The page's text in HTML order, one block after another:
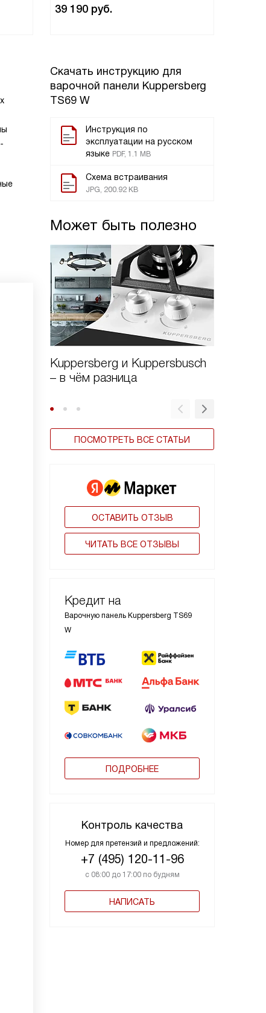
39 190 руб.
Скачать инструкцию для
варочной панели Kuppersberg
TS69 W
Инструкция по
эксплуатации на русском
языке PDF, 1.1 MB
Схема встраивания
JPG, 200.92 KB
Может быть полезно
Kuppersberg и Kuppersbusch
– в чём разница
ПОСМОТРЕТЬ ВСЕ СТАТЬИ
ОСТАВИТЬ ОТЗЫВ
ЧИТАТЬ ВСЕ ОТЗЫВЫ
Кредит на
Варочную панель Kuppersberg TS69
W
ПОДРОБНЕЕ
Контроль качества
Номер для претензий и предложений:
+7 (495) 120-11-96
с 08:00 до 17:00 по будням
НАПИСАТЬ